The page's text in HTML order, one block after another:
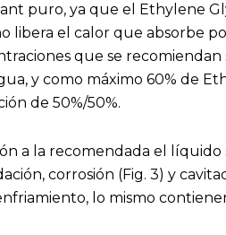
puro, ya que el Ethylene
libera el calor que absorbe
que se
y como máximo 60% de
de 50%/50%.
a la recomendada el líquido
corrosión (Fig. 3) y
lo mismo